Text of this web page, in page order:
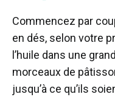
Commencez par
en dés, selon votre
l’huile dans une
morceaux de
jusqu’à ce qu’ils